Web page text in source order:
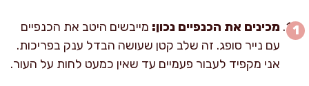
מכינים את הכנפיים נכון: מייבשים היטב את הכנפיים
עם נייר סופג. זה שלב קטן שעושה הבדל ענק בפריכות.
אני מקפיד לעבור פעמיים עד שאין כמעט לחות על העור.